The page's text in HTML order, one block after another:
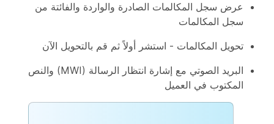
عرض سجل المكالمات الصادرة والواردة والفائتة من
سجل المكالمات
تحويل المكالمات - استشر أولاً ثم قم بالتحويل الآن
البريد الصوتي مع إشارة انتظار الرسالة (MWI) والنص
المكتوب في العميل